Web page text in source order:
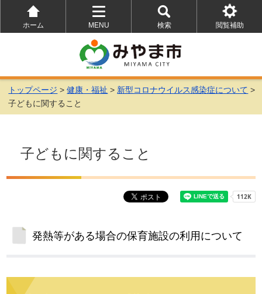
ホーム
MENU
を
開
く
検索
を
開
く
閲覧補助
を
トップページ >健康・福祉 > 新型コロナウイルス感染症について >
子どもに関すること
子どもに関すること
発熱等がある場合の保育施設の利用について